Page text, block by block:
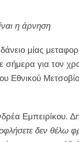
η άρνηση
μίας
για τον
Εθνικού
Εμπειρίκου.
δεν θέλω